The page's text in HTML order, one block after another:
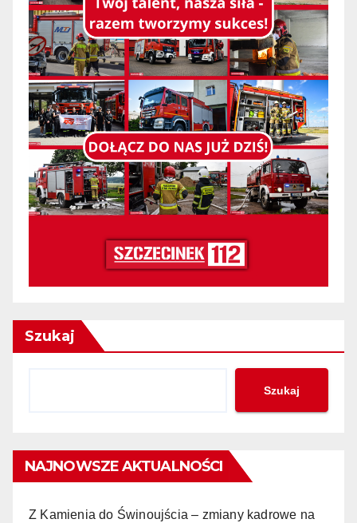
Szukaj
Szukaj
NAJNOWSZE AKTUALNOŚCI
Z Kamienia do Świnoujścia – zmiany kadrowe na